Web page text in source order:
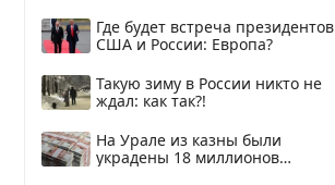
Где будет встреча президентов
США и России: Европа?
Такую зиму в России никто не
ждал: как так?!
На Урале из казны были
украдены 18 миллионов